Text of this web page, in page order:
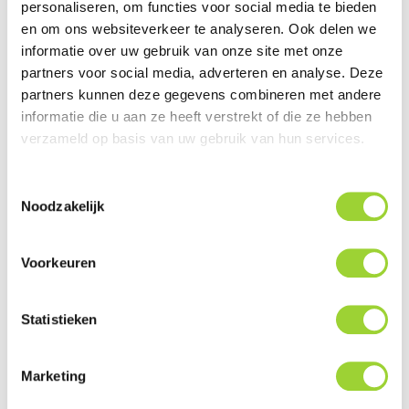
personaliseren, om functies voor social media te bieden
en om ons websiteverkeer te analyseren. Ook delen we
informatie over uw gebruik van onze site met onze
partners voor social media, adverteren en analyse. Deze
partners kunnen deze gegevens combineren met andere
informatie die u aan ze heeft verstrekt of die ze hebben
verzameld op basis van uw gebruik van hun services.
Noodzakelijk
Voorkeuren
Statistieken
Marketing
Prijs
€ 8,95
IN WINKELWAGEN BEKIJKEN
ACV Radio Aansluitkabel
Universeel ISO (10 CM)
 Direct Leverbaar!
Prijs
BEKIJKEN
Universeel ISO (40 CM)